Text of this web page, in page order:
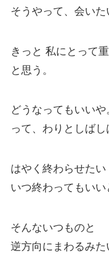
そうやって、会いた
きっと 私にとって
と思う。
どうなってもいいや
って、わりとしばし
はやく終わらせたい
いつ終わってもいい
そんないつものと
逆方向にまわるみた